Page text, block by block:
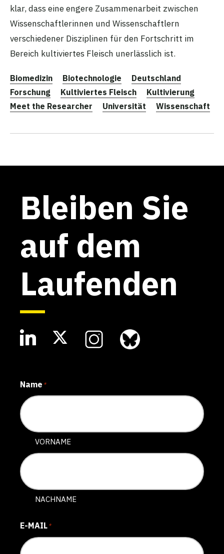
klar, dass eine engere Zusammenarbeit zwischen
Wissenschaftlerinnen und Wissenschaftlern
verschiedener Disziplinen für den Fortschritt im
Bereich kultiviertes Fleisch unerlässlich ist.
Biomedizin Biotechnologie
Deutschland
Forschung
Kultiviertes Fleisch
Kultivierung
Meet the Researcher
Universität Wissenschaft
Bleiben Sie
auf dem
Laufenden
Name *
VORNAME
NACHNAME
E-MAIL*